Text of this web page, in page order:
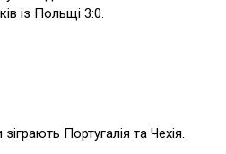
із Польщі 3:0.
Португалія та Чехія.